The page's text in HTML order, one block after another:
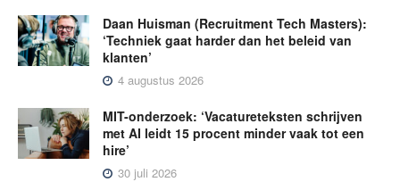
Daan Huisman (Recruitment Tech Masters):
‘Techniek gaat harder dan het beleid van
klanten’
4 augustus 2026
MIT-onderzoek: ‘Vacatureteksten schrijven
met AI leidt 15 procent minder vaak tot een
hire’
30 juli 2026